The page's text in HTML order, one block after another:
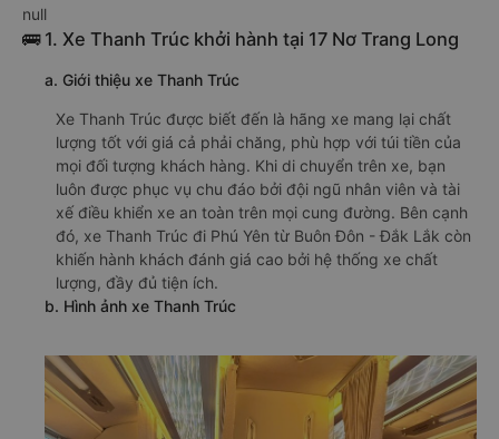
null
🚌 1. Xe Thanh Trúc khởi hành tại 17 Nơ Trang Long
a. Giới thiệu xe Thanh Trúc
Xe Thanh Trúc được biết đến là hãng xe mang lại chất
lượng tốt với giá cả phải chăng, phù hợp với túi tiền của
mọi đối tượng khách hàng. Khi di chuyển trên xe, bạn
luôn được phục vụ chu đáo bởi đội ngũ nhân viên và tài
xế điều khiển xe an toàn trên mọi cung đường. Bên cạnh
đó, xe Thanh Trúc đi Phú Yên từ Buôn Đôn - Đắk Lắk còn
khiến hành khách đánh giá cao bởi hệ thống xe chất
lượng, đầy đủ tiện ích.
b. Hình ảnh xe Thanh Trúc